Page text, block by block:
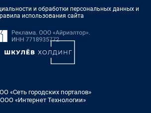
и обработки персональных данных и
использования сайта
«Сеть городских порталов»
«Интернет Технологии»